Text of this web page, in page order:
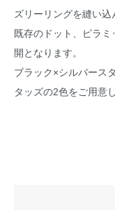
ズリーリングを縫い込
既存のドット、ピラ
開となります。
ブラック×シルバース
タッズの2色をご用意